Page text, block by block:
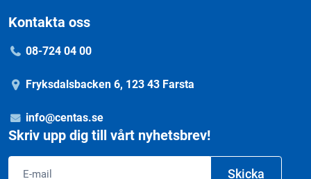
Kontakta oss
08-724 04 00
Fryksdalsbacken 6, 123 43 Farsta
info@centas.se
Skriv upp dig till vårt nyhetsbrev!
Skicka